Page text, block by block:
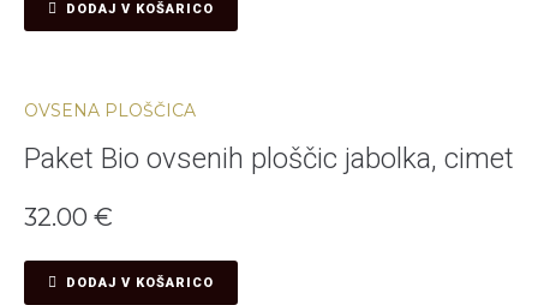
DODAJ V KOŠARICO
OVSENA PLOŠČICA
Paket Bio ovsenih ploščic jabolka, cimet
32.00 €
DODAJ V KOŠARICO